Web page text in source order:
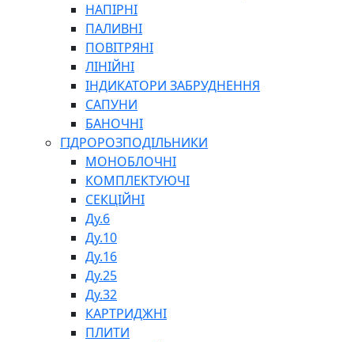
СПЕЦІАЛЬНІ
ОЛИВИ
ГЕРМЕТИКИ
ЗМАЗКИ
КЛЕЇ, ЦЕМЕНТИ, ЕПОКСИДКИ
РЕМОНТ ГІДРОЦИЛІНДРІВ
НАПІРНІ
ПАЛИВНІ
ПОВІТРЯНІ
ЛІНІЙНІ
ІНДИКАТОРИ ЗАБРУДНЕННЯ
САПУНИ
БАНОЧНІ
ГІДРОРОЗПОДІЛЬНИКИ
МОНОБЛОЧНІ
КОМПЛЕКТУЮЧІ
СЕКЦІЙНІ
Ду.6
Ду.10
Ду.16
Ду.25
Ду.32
КАРТРИДЖНІ
ПЛИТИ